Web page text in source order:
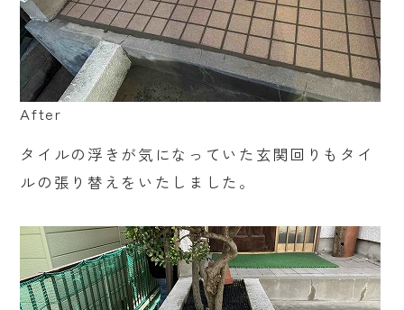
After
タイルの浮きが気になっていた玄関回りもタイ
ルの張り替えをいたしました。